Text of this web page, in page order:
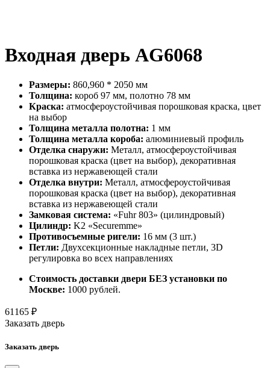
Входная дверь AG6068
Размеры: 860,960 * 2050 мм
Толщина: короб 97 мм, полотно 78 мм
Краска: атмосфероустойчивая порошковая краска, цвет
на выбор
Толщина металла полотна: 1 мм
Толщина металла короба: алюминиевый профиль
Отделка снаружи: Металл, атмосфероустойчивая
порошковая краска (цвет на выбор), декоративная
вставка из нержавеющей стали
Отделка внутри: Металл, атмосфероустойчивая
порошковая краска (цвет на выбор), декоративная
вставка из нержавеющей стали
Замковая система: «Fuhr 803» (цилиндровый)
Цилиндр: K2 «Securemme»
Противосъемные ригели: 16 мм (3 шт.)
Петли: Двухсекционные накладные петли, 3D
регулировка во всех направлениях
Стоимость доставки двери БЕЗ установки по
Москве: 1000 рублей.
61165 ₽
Заказать дверь
Заказать дверь